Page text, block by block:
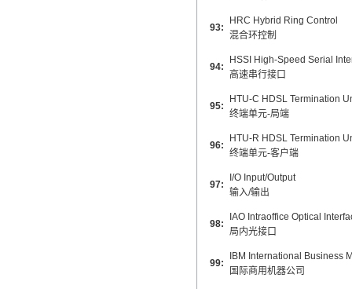
93:
HRC Hybrid Ring Control
混合环控制
94:
HSSI High-Speed Serial
高速串行接口
95:
HTU-C HDSL Termination
终端单元-局端
96:
HTU-R HDSL Termination
终端单元-客户端
97:
I/O Input/Output
输入/输出
98:
IAO Intraoffice Optical
局内光接口
99:
IBM International Business
国际商用机器公司